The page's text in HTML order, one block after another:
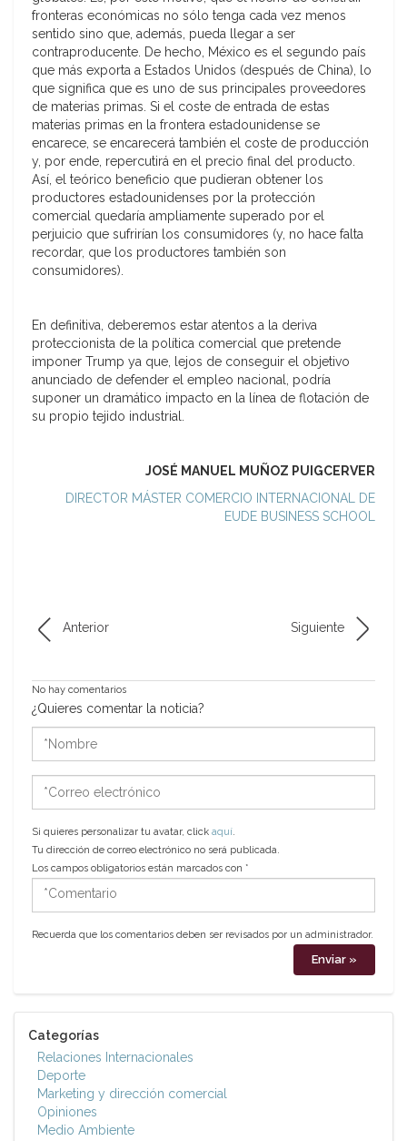
fronteras económicas no sólo tenga cada vez menos
sentido sino que, además, pueda llegar a ser
contraproducente. De hecho, México es el segundo país
que más exporta a Estados Unidos (después de China), lo
que significa que es uno de sus principales proveedores
de materias primas. Si el coste de entrada de estas
materias primas en la frontera estadounidense se
encarece, se encarecerá también el coste de producción
y, por ende, repercutirá en el precio final del producto.
Así, el teórico beneficio que pudieran obtener los
productores estadounidenses por la protección
comercial quedaría ampliamente superado por el
perjuicio que sufrirían los consumidores (y, no hace falta
recordar, que los productores también son
consumidores).
En definitiva, deberemos estar atentos a la deriva
proteccionista de la política comercial que pretende
imponer Trump ya que, lejos de conseguir el objetivo
anunciado de defender el empleo nacional, podría
suponer un dramático impacto en la línea de flotación de
su propio tejido industrial.
JOSÉ MANUEL MUÑOZ PUIGCERVER
DIRECTOR MÁSTER COMERCIO INTERNACIONAL DE
EUDE BUSINESS SCHOOL
Anterior Siguiente
No hay comentarios
¿Quieres comentar la noticia?
*Nombre
*Correo
electrónico
Si quieres personalizar tu avatar, click aquí.
Tu dirección de correo electrónico no será publicada.
Los campos obligatorios están marcados con *
*Comentario
Recuerda que los comentarios deben ser revisados por un administrador.
Categorías
Relaciones Internacionales
Deporte
Marketing y dirección comercial
Opiniones
Medio Ambiente